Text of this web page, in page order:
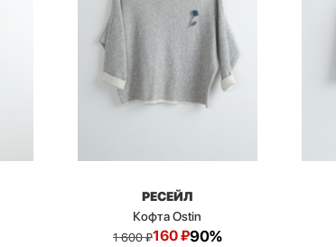
РЕСЕЙЛ
Кофта Ostin
1 600₽160₽90%